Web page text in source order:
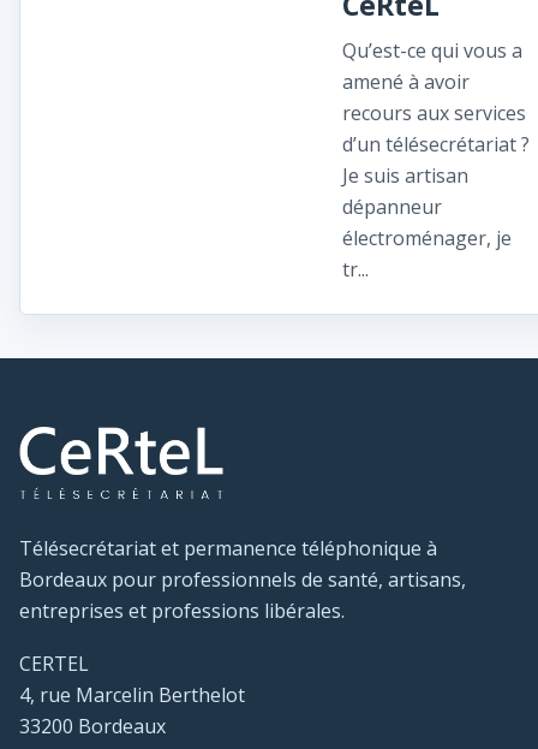
Qu’est-ce qui vous a
amené à avoir
recours aux services
d’un télésecrétariat ?
Je suis artisan
dépanneur
électroménager, je
tr...
Télésecrétariat et permanence téléphonique à
Bordeaux pour professionnels de santé, artisans,
entreprises et professions libérales.
CERTEL
4, rue Marcelin Berthelot
33200 Bordeaux